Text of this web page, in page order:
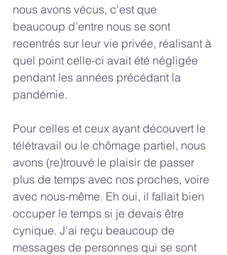
nous avons vécus, c’est que
beaucoup d’entre nous se sont
recentrés sur leur vie privée, réalisant à
quel point celle-ci avait été négligée
pendant les années précédant la
pandémie.
Pour celles et ceux ayant découvert le
télétravail ou le chômage partiel, nous
avons (re)trouvé le plaisir de passer
plus de temps avec nos proches, voire
avec nous-même. Eh oui, il fallait bien
occuper le temps si je devais être
cynique. J’ai reçu beaucoup de
messages de personnes qui se sont